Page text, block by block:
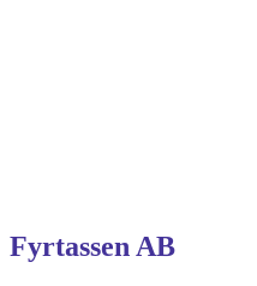
Fyrtassen AB